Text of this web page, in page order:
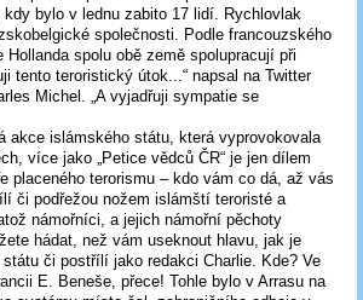
bylo v lednu zabito 17 lidí. Rychlovlak
společnosti. Podle francouzského
Hollanda spolu obě země spolupracují při
tento teroristický útok...“ napsal na Twitter
Michel. „A vyjadřuji sympatie se
akce islámského státu, která vyprovokovala
více jako „Petice vědců ČR“ je jen dílem
placeného terorismu – kdo vám co dá, až vás
či podřežou nožem islámští teroristé a
námořníci, a jejich námořní pěchoty
hádat, než vám useknout hlavu, jak je
či postřílí jako redakci Charlie. Kde? Ve
E. Beneše, přece! Tohle bylo v Arrasu na